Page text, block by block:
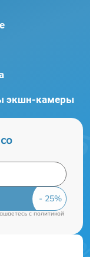
экшн-камеры
c политикой